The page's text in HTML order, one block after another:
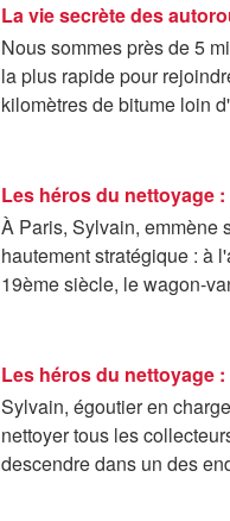
La vie secrète des
Nous sommes près de 5
la plus rapide pour
kilomètres de bitume loin
Les héros du nettoyage
À Paris, Sylvain, emmène
hautement stratégique : à
19ème siècle, le wagon-
Les héros du nettoyage
Sylvain, égoutier en
nettoyer tous les
descendre dans un des